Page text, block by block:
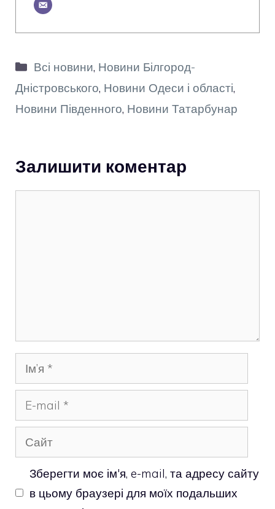
Категорії
Всі новини, Новини Білгород-
Дністровського, Новини Одеси і області,
Новини Південного, Новини Татарбунар
Залишити коментар
Ім’я
mail
Сайт
Зберегти моє ім'я, e-mail, та адресу сайту
в цьому браузері для моїх подальших